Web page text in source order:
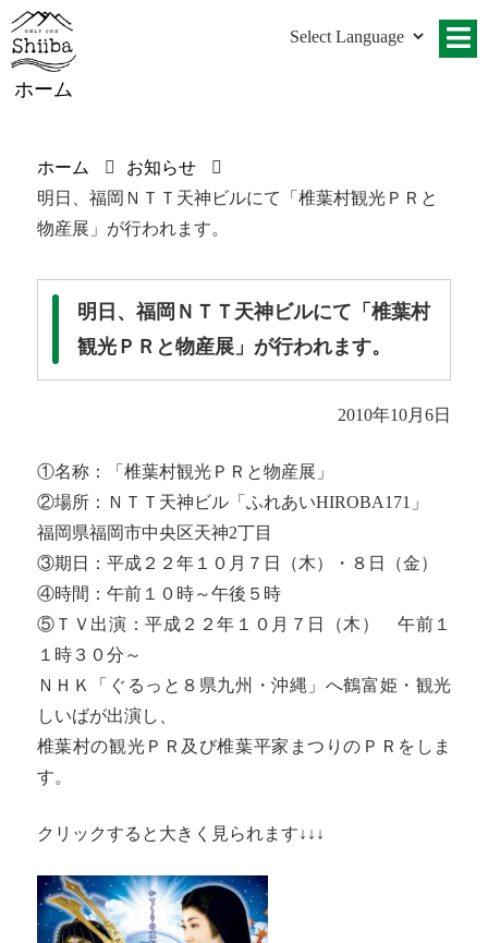
ホーム
ホーム
お知らせ
明日、福岡ＮＴＴ天神ビルにて「椎葉村観光ＰＲと
物産展」が行われます。
明日、福岡ＮＴＴ天神ビルにて「椎葉村
観光ＰＲと物産展」が行われます。
2010年10月6日
①名称：「椎葉村観光ＰＲと物産展」
②場所：ＮＴＴ天神ビル「ふれあいHIROBA171」
福岡県福岡市中央区天神2丁目
③期日：平成２２年１０月７日（木）・８日（金）
④時間：午前１０時～午後５時
⑤ＴＶ出演：平成２２年１０月７日（木） 午前１
１時３０分～
ＮＨＫ「ぐるっと８県九州・沖縄」へ鶴富姫・観光
しいばが出演し、
椎葉村の観光ＰＲ及び椎葉平家まつりのＰＲをしま
す。
クリックすると大きく見られます↓↓↓